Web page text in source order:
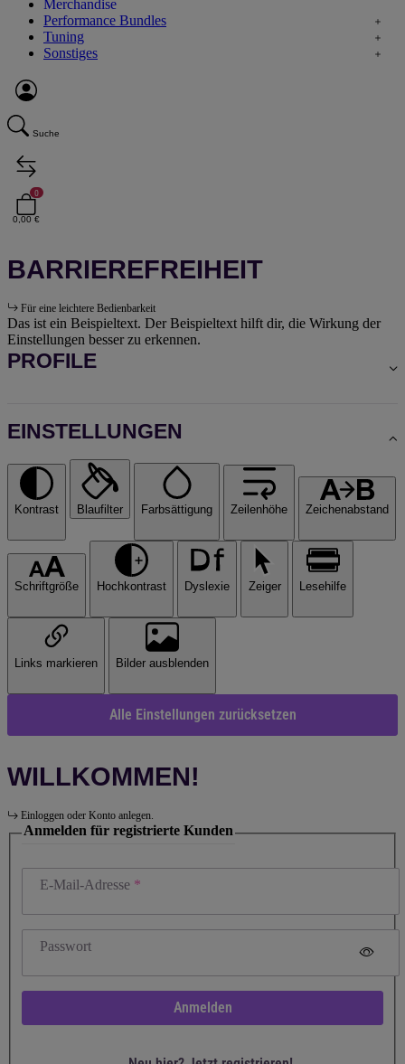
Merchandise
Performance Bundles
Tuning
Sonstiges
Suche
0
0,00 €
BARRIEREFREIHEIT
Für eine leichtere Bedienbarkeit
Das ist ein Beispieltext. Der Beispieltext hilft dir, die Wirkung der
Einstellungen besser zu erkennen.
PROFILE
EINSTELLUNGEN
Kontrast Blaufilter Farbsättigung Zeilenhöhe Zeichenabstand
Schriftgröße Hochkontrast Dyslexie Zeiger Lesehilfe
Links markieren Bilder ausblenden
Alle Einstellungen zurücksetzen
WILLKOMMEN!
Einloggen oder Konto anlegen.
Anmelden für registrierte Kunden
E-Mail-Adresse
Passwort
Anmelden